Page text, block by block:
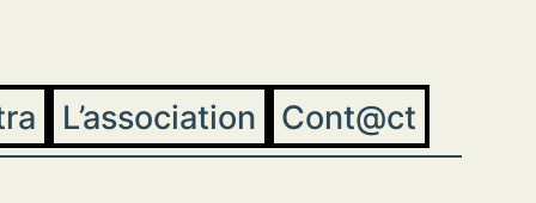
L’association Cont@ct